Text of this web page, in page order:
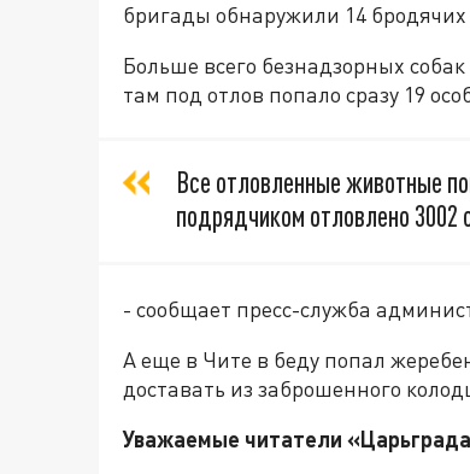
бригады обнаружили 14 бродячих
Больше всего безнадзорных
там под отлов попало сразу 19
Все отловленные животные
подрядчиком отловлено 3002
- сообщает пресс-служба
А еще в Чите в беду попал
доставать из заброшенного
Уважаемые читатели